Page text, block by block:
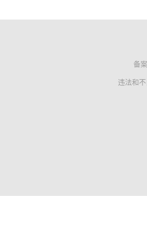
备
违法和